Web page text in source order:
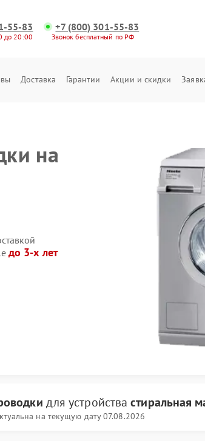
55-83
до 20:00
+7 (800) 301-55-83
Звонок бесплатный по РФ
Доставка Гарантии Акции и скидки
на
до 3-х лет
для устройствастиральная
на текущую дату 07.08.2026